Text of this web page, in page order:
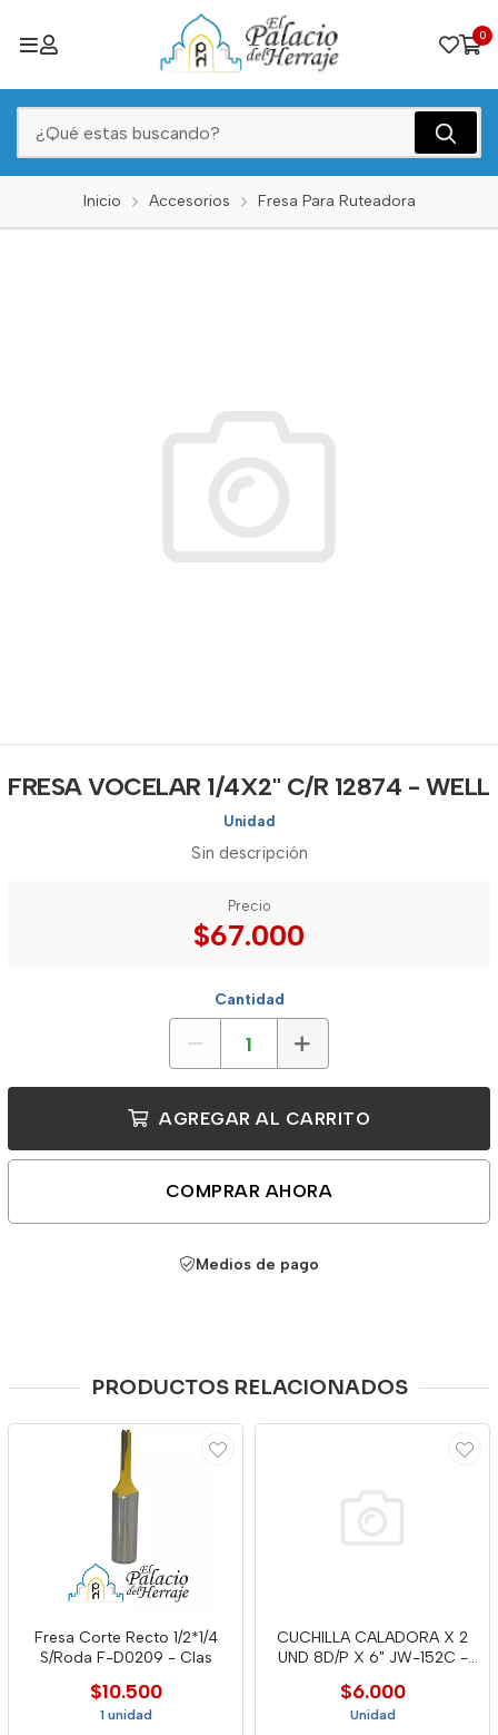
0
Inicio Accesorios Fresa Para Ruteadora
FRESA VOCELAR 1/4X2" C/R 12874 - WELL
Unidad
Sin descripción
Precio
$67.000
Cantidad
AGREGAR AL CARRITO
COMPRAR AHORA
Medios de pago
PRODUCTOS RELACIONADOS
Fresa Corte Recto 1/2*1/4
S/Roda F-D0209 - Clas
$10.500
1 unidad
CUCHILLA CALADORA X 2
UND 8D/P X 6" JW-152C -
$6.000
Unidad